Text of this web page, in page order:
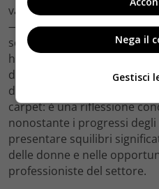
va ben oltre la semplice
— è la sua disponibilità a
scomodi. In un’intervista
ha affrontato apertamente il
del maschilismo nel cinema
dichiarazioni generiche o di
carpet: è una riflessione
nonostante i progressi
presentare squilibri
delle donne e nelle
professioniste del settore.
Nega il
Gestisci